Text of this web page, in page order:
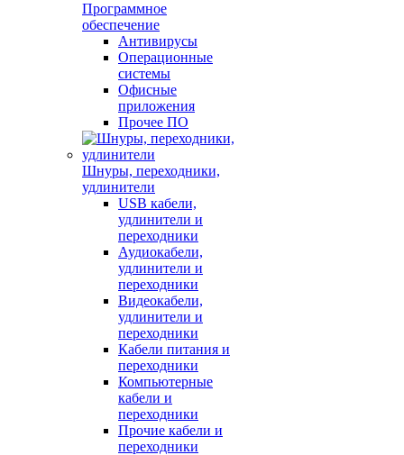
Программное
обеспечение
Антивирусы
Операционные
системы
Офисные
приложения
Прочее ПО
Шнуры, переходники,
удлинители
USB кабели,
удлинители и
переходники
Аудиокабели,
удлинители и
переходники
Видеокабели,
удлинители и
переходники
Кабели питания и
переходники
Компьютерные
кабели и
переходники
Прочие кабели и
переходники